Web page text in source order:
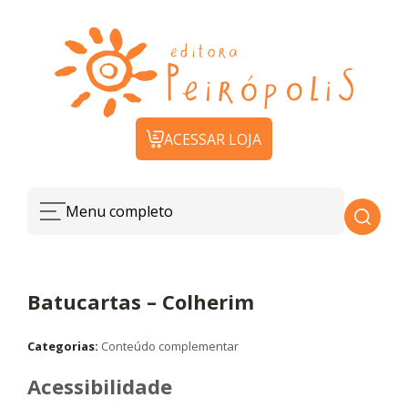
ACESSAR LOJA
Menu completo
Batucartas – Colherim
Categorias: Conteúdo complementar
Acessibilidade